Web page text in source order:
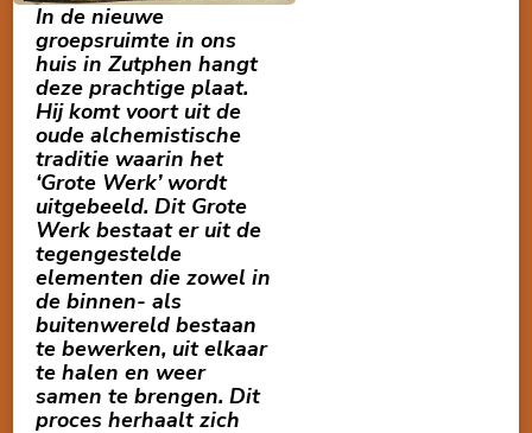
In de nieuwe
groepsruimte in ons
huis in Zutphen hangt
deze prachtige plaat.
Hij komt voort uit de
oude alchemistische
traditie waarin het
‘Grote Werk’ wordt
uitgebeeld. Dit Grote
Werk bestaat er uit de
tegengestelde
elementen die zowel in
de binnen- als
buitenwereld bestaan
te bewerken, uit elkaar
te halenen weer
samen te brengen. Dit
proces herhaalt zich